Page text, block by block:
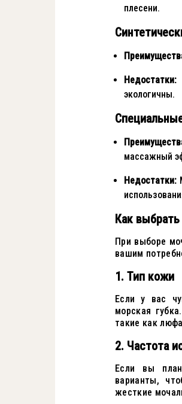
плесени.
Недостатки:
экологичны.
массажный
Недостатки:
Как
При выборе
вашим
1. Тип кожи
Если у вас
морская
такие как
2. Частота
Если вы
варианты,
жесткие